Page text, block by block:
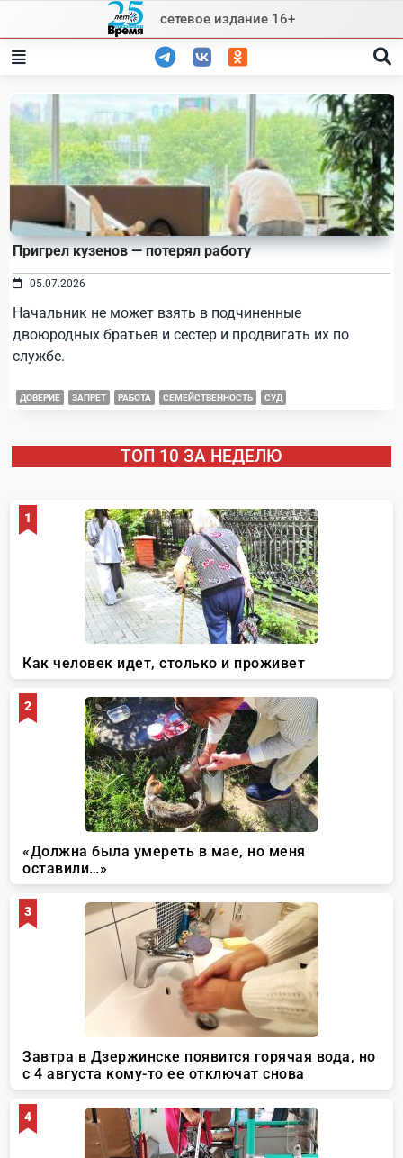
content
сетевое издание 16+
Пригрел кузенов — потерял работу
05.07.2026
Начальник не может взять в подчиненные
двоюродных братьев и сестер и продвигать их по
службе.
ДОВЕРИЕ ЗАПРЕТ РАБОТА СЕМЕЙСТВЕННОСТЬ СУД
ТОП 10 ЗА НЕДЕЛЮ